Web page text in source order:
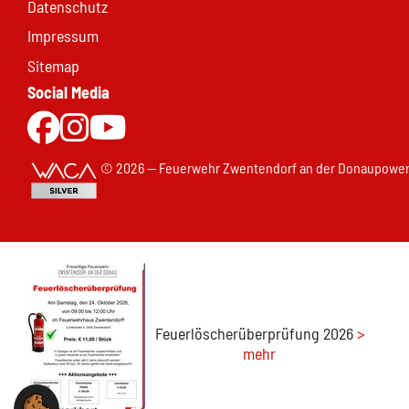
Datenschutz
Impressum
Sitemap
Social Media
Zur Facebookseite
Zu Instgram
© 2026 — Feuerwehr Zwentendorf an der Donau
Feuerlöscherüberprüfung 2026 >
mehr